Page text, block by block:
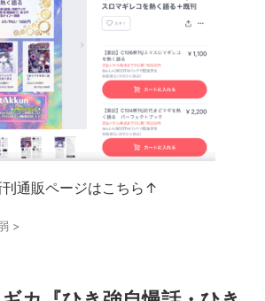
通販ページはこちら↑
>